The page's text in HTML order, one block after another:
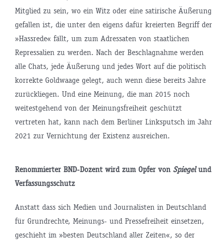
Mitglied zu sein, wo ein Witz oder eine satirische Äußerung
gefallen ist, die unter den eigens dafür kreierten Begriff der
»Hassrede« fällt, um zum Adressaten von staatlichen
Repressalien zu werden. Nach der Beschlagnahme werden
alle Chats, jede Äußerung und jedes Wort auf die politisch
korrekte Goldwaage gelegt, auch wenn diese bereits Jahre
zurückliegen. Und eine Meinung, die man 2015 noch
weitestgehend von der Meinungsfreiheit geschützt
vertreten hat, kann nach dem Berliner Linksputsch im Jahr
2021 zur Vernichtung der Existenz ausreichen.
Renommierter BND-Dozent wird zum Opfer von Spiegelund
Verfassungsschutz
Anstatt dass sich Medien und Journalisten in Deutschland
für Grundrechte, Meinungs- und Pressefreiheit einsetzen,
geschieht im »besten Deutschland aller Zeiten«, so der